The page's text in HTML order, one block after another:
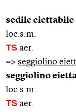
sedile eiettabile
loc.s.m.
TS aer.
=> seggiolino
seggiolino
loc.s.m.
TS aer.